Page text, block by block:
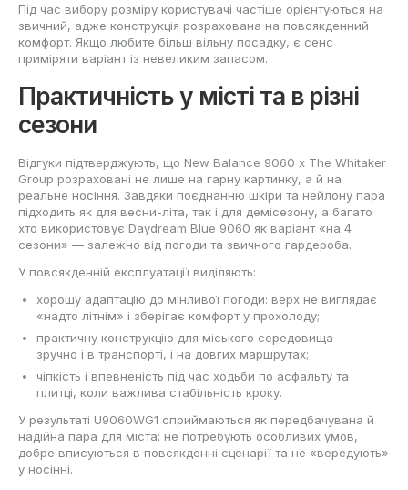
Під час вибору розміру користувачі частіше орієнтуються на
звичний, адже конструкція розрахована на повсякденний
комфорт. Якщо любите більш вільну посадку, є сенс
приміряти варіант із невеликим запасом.
Практичність у місті та в різні
сезони
Відгуки підтверджують, що New Balance 9060 x The Whitaker
Group розраховані не лише на гарну картинку, а й на
реальне носіння. Завдяки поєднанню шкіри та нейлону пара
підходить як для весни-літа, так і для демісезону, а багато
хто використовує Daydream Blue 9060 як варіант «на 4
сезони» — залежно від погоди та звичного гардероба.
У повсякденній експлуатації виділяють:
хорошу адаптацію до мінливої погоди: верх не виглядає
«надто літнім» і зберігає комфорт у прохолоду;
практичну конструкцію для міського середовища —
зручно і в транспорті, і на довгих маршрутах;
чіпкість і впевненість під час ходьби по асфальту та
плитці, коли важлива стабільність кроку.
У результаті U9060WG1 сприймаються як передбачувана й
надійна пара для міста: не потребують особливих умов,
добре вписуються в повсякденні сценарії та не «вередують»
у носінні.